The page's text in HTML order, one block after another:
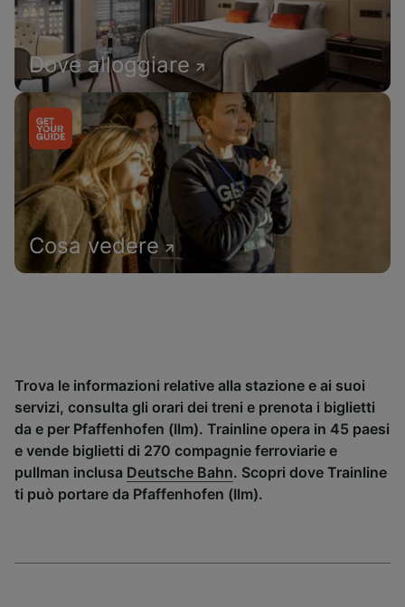
Dove alloggiare
Cosa vedere
Trova le informazioni relative alla stazione e ai suoi
servizi, consulta gli orari dei treni e prenota i biglietti
da e per Pfaffenhofen (Ilm). Trainline opera in 45 paesi
e vende biglietti di 270 compagnie ferroviarie e
pullman inclusa Deutsche Bahn. Scopri dove Trainline
ti può portare da Pfaffenhofen (Ilm).